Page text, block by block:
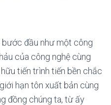
đầu như một công
của công nghệ cùng
tiến trình tiến bền chắc
hạn tôn xuất bản cùng
đồng chúng ta, từ ấy